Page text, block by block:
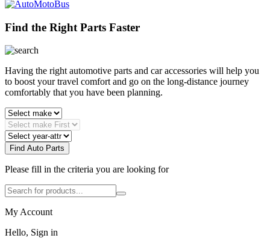
Find the Right Parts Faster
Having the right automotive parts and car accessories will help you
to boost your travel comfort and go on the long-distance journey
comfortably that you have been planning.
Find Auto Parts
Please fill in the criteria you are looking for
My Account
Hello, Sign in